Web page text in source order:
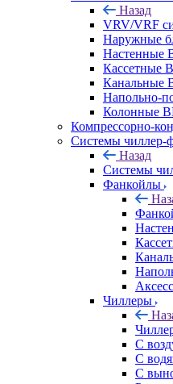
Назад
VRV/VRF
Наружные
Настенные
Кассетные
Канальные
Напольно-
Колонные
Компрессорно-
Системы чиллер-
Назад
Системы
Фанкойлы
Чиллеры
С
С
С